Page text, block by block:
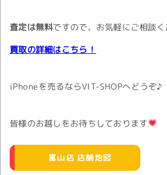
査定は無料ですので、お気軽にご相談
買取の詳細はこちら！
iPhoneを売るならVIT-SHOPへどうぞ♪
皆様のお越しをお待ちしております
富山店 店舗地図